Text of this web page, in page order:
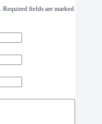
Required fields are marked